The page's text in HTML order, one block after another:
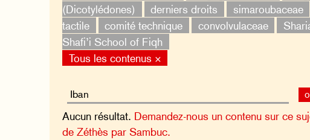
(Dicotylédones)
derniers droits simaroubaceae
tactile
comité technique convolvulaceae
Shafi’i School of Fiqh
Tous les contenus ×
Aucun résultat. Demandez-nous un contenu sur ce
de Zéthès par Sambuc.